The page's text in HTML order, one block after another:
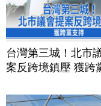
台灣第三城！北市
案反跨境鎮壓 獲跨